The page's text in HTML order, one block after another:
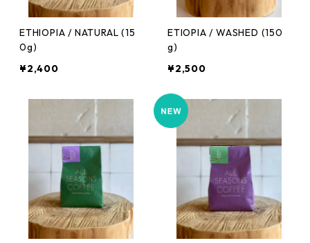
ETHIOPIA / NATURAL (15
0g)
¥2,400
ETIOPIA / WASHED (150
g)
¥2,500